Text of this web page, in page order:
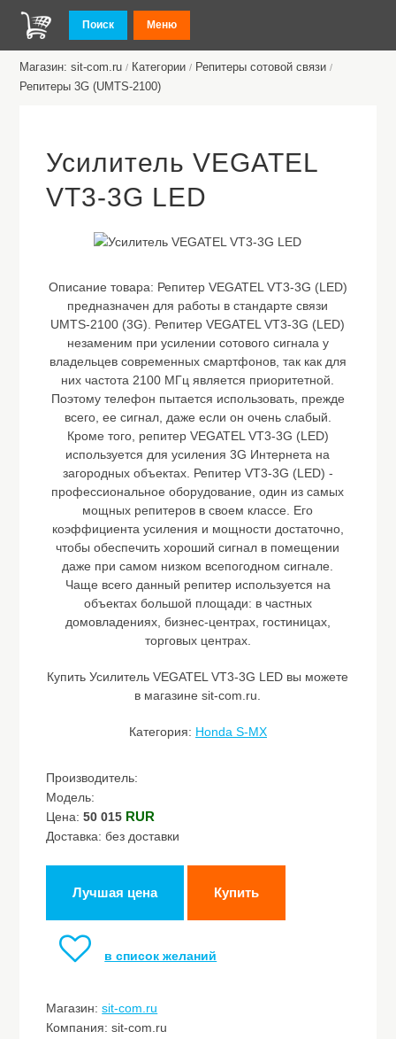
Поиск Меню
Магазин: sit-com.ru / Категории / Репитеры сотовой связи /
Репитеры 3G (UMTS-2100)
Усилитель VEGATEL
VT3-3G LED
Описание товара: Репитер VEGATEL VT3-3G (LED)
предназначен для работы в стандарте связи
UMTS-2100 (3G). Репитер VEGATEL VT3-3G (LED)
незаменим при усилении сотового сигнала у
владельцев современных смартфонов, так как для
них частота 2100 МГц является приоритетной.
Поэтому телефон пытается использовать, прежде
всего, ее сигнал, даже если он очень слабый.
Кроме того, репитер VEGATEL VT3-3G (LED)
используется для усиления 3G Интернета на
загородных объектах. Репитер VT3-3G (LED) -
профессиональное оборудование, один из самых
мощных репитеров в своем классе. Его
коэффициента усиления и мощности достаточно,
чтобы обеспечить хороший сигнал в помещении
даже при самом низком всепогодном сигнале.
Чаще всего данный репитер используется на
объектах большой площади: в частных
домовладениях, бизнес-центрах, гостиницах,
торговых центрах.
Купить Усилитель VEGATEL VT3-3G LED вы можете
в магазине sit-com.ru.
Категория: Honda S-MX
Производитель:
Модель:
Цена:50 015 RUR
Доставка: без доставки
Лучшая цена Купить
в список желаний
Магазин:sit-com.ru
Компания: sit-com.ru